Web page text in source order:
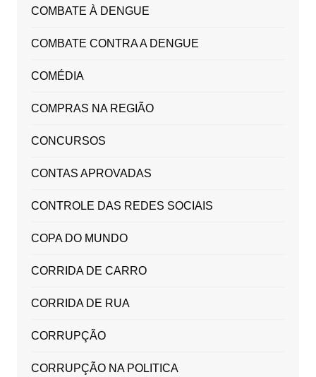
COMBATE À DENGUE
COMBATE CONTRA A DENGUE
COMÉDIA
COMPRAS NA REGIÃO
CONCURSOS
CONTAS APROVADAS
CONTROLE DAS REDES SOCIAIS
COPA DO MUNDO
CORRIDA DE CARRO
CORRIDA DE RUA
CORRUPÇÃO
CORRUPÇÃO NA POLITICA